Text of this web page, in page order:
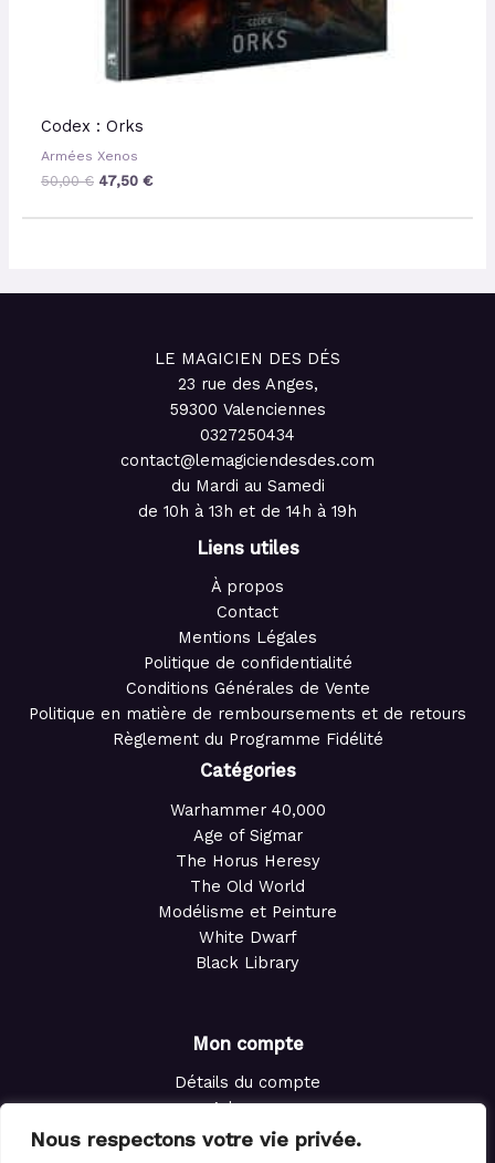
Nous respectons votre vie privée.
Codex : Orks
Armées Xenos
50,00€ 47,50€
LE MAGICIEN DES DÉS
23 rue des Anges,
59300 Valenciennes
0327250434
contact@lemagiciendesdes.com
du Mardi au Samedi
de 10h à 13h et de 14h à 19h
Liens utiles
À propos
Contact
Mentions Légales
Politique de confidentialité
Conditions Générales de Vente
Politique en matière de remboursements et de retours
Règlement du Programme Fidélité
Catégories
Warhammer 40,000
Age of Sigmar
The Horus Heresy
The Old World
Modélisme et Peinture
White Dwarf
Black Library
Mon compte
Détails du compte
Adresses
Commandes